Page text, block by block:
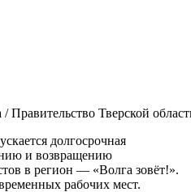
Тверской
долгосрочная
и возвращению
в регион — «Волга зовёт!».
рабочих мест.